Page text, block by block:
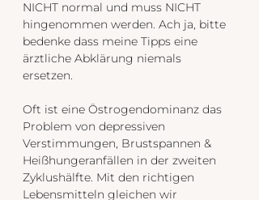
NICHT normal und muss NICHT
hingenommen werden. Ach ja, bitte
bedenke dass meine Tipps eine
ärztliche Abklärung niemals
ersetzen.
Oft ist eine Östrogendominanz das
Problem von depressiven
Verstimmungen, Brustspannen &
Heißhungeranfällen in der zweiten
Zyklushälfte. Mit den richtigen
Lebensmitteln gleichen wir